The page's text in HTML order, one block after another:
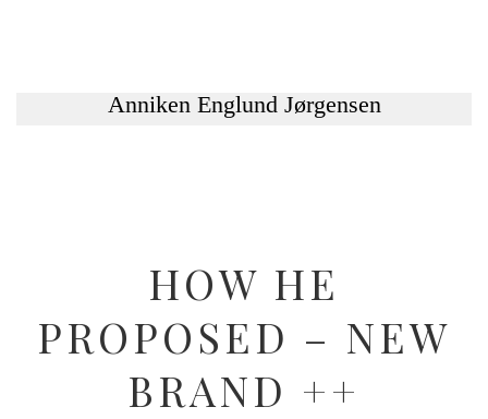
HOW HE
PROPOSED – NEW
BRAND ++